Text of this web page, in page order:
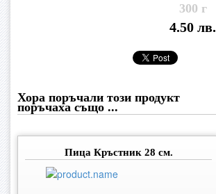
300 г
4.50 лв.
Хора поръчали този продукт
поръчаха също ...
Пица Кръстник 28 см.